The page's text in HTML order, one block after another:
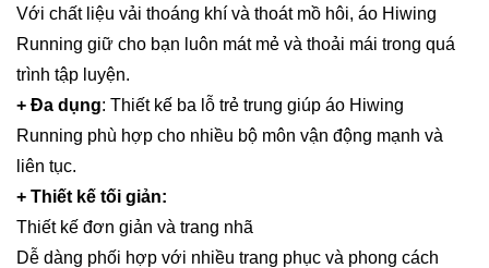
Với chất liệu vải thoáng khí và thoát mồ hôi, áo Hiwing
Running giữ cho bạn luôn mát mẻ và thoải mái trong quá
trình tập luyện.
+ Đa dụng: Thiết kế ba lỗ trẻ trung giúp áo Hiwing
Running phù hợp cho nhiều bộ môn vận động mạnh và
liên tục.
+ Thiết kế tối giản:
Thiết kế đơn giản và trang nhã
Dễ dàng phối hợp với nhiều trang phục và phong cách